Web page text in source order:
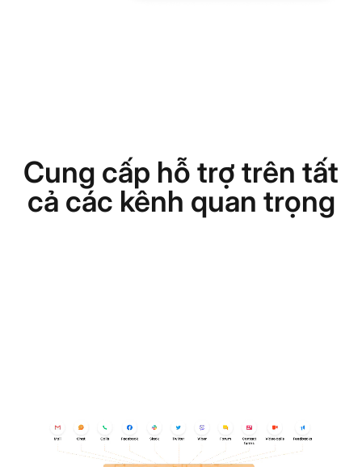
Cung cấp hỗ trợ trên tất
cả các kênh quan trọng